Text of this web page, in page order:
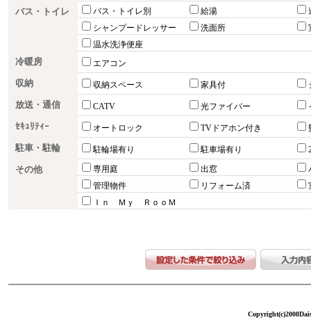
バス・トイレ バス・トイレ別 給湯
シャンプードレッサー
洗面所
温水洗浄便座
冷暖房 エアコン
収納 収納スペース 家具付
放送・通信 CATV 光ファイバー
ｾｷｭﾘﾃｨｰ オートロック TVドアホン付き
駐車・駐輪 駐輪場有り 駐車場有り
その他 専用庭 出窓
管理物件
リフォーム済
Ｉｎ Ｍｙ ＲｏｏＭ